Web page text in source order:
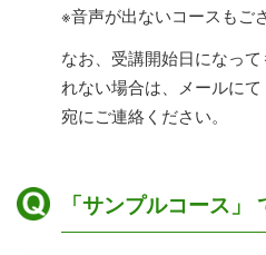
※音声が出ないコースもご
なお、受講開始日になっ
れない場合は、メールにて
宛にご連絡ください。
「サンプルコース」